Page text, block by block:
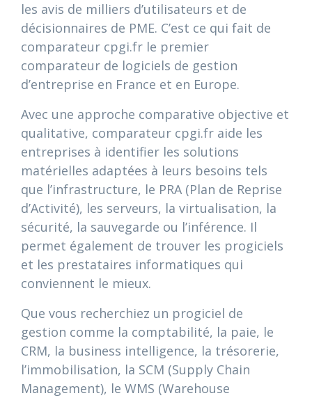
les avis de milliers d’utilisateurs et de
décisionnaires de PME. C’est ce qui fait de
comparateur cpgi.fr le premier
comparateur de logiciels de gestion
d’entreprise en France et en Europe.
Avec une approche comparative objective et
qualitative, comparateur cpgi.fr aide les
entreprises à identifier les solutions
matérielles adaptées à leurs besoins tels
que l’infrastructure, le PRA (Plan de Reprise
d’Activité), les serveurs, la virtualisation, la
sécurité, la sauvegarde ou l’inférence. Il
permet également de trouver les progiciels
et les prestataires informatiques qui
conviennent le mieux.
Que vous recherchiez un progiciel de
gestion comme la comptabilité, la paie, le
CRM, la business intelligence, la trésorerie,
l’immobilisation, la SCM (Supply Chain
Management), le WMS (Warehouse